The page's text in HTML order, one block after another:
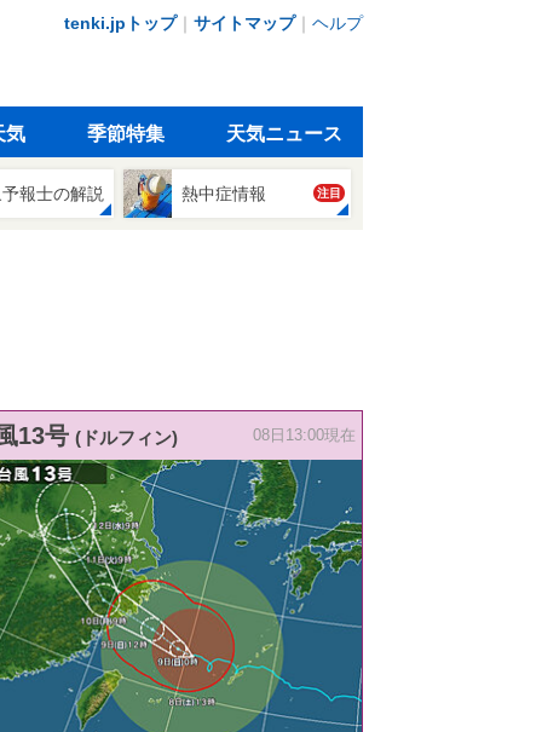
tenki.jpトップ｜ サイトマップ｜ ヘルプ
気 季節特集 天気ニュース
報士の解説 熱中症情報 注目
13号 (ドルフィン) 08日13:00現在